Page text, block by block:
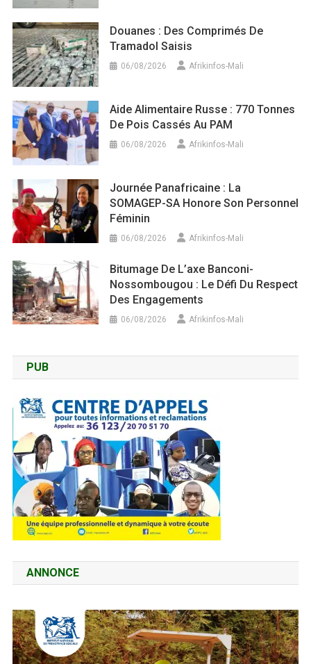
Douanes : Des Comprimés De
Tramadol Saisis
06/08/2026 Afrikinfos-Mali
Aide Alimentaire Russe : 770 Tonnes
De Pois Cassés Au PAM
06/08/2026 Afrikinfos-Mali
Journée Panafricaine : La
SOMAGEP-SA Honore Son Personnel
Féminin
06/08/2026 Afrikinfos-Mali
Bitumage De L’axe Banconi-
Nossombougou : Le Défi Du Respect
Des Engagements
06/08/2026 Afrikinfos-Mali
PUB
ANNONCE